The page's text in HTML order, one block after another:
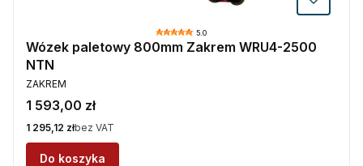
5.0
Wózek paletowy 800mm Zakrem WRU4-2500
NTN
PRODUCENT
ZAKREM
Cena
1 593,00 zł
Cena
1 295,12 złbez VAT
Do koszyka